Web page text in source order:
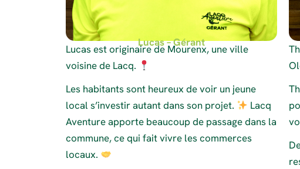
Lucas – Gérant
Lucas est originaire de Mourenx, une ville
voisine de Lacq.
Les habitants sont heureux de voir un jeune
local s’investir autant dans son projet.
Lacq
Aventure apporte beaucoup de passage dans la
commune, ce qui fait vivre les commerces
locaux.